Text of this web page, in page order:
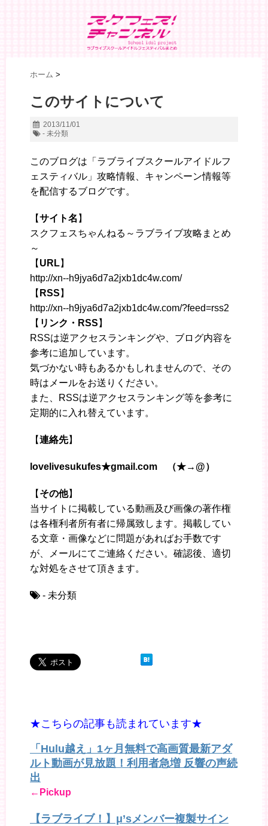
ホーム >
このサイトについて
2013/11/01
- 未分類
このブログは「ラブライブスクールアイドルフ
ェスティバル」攻略情報、キャンペーン情報等
を配信するブログです。
【サイト名 】
スクフェスちゃんねる～ラブライブ攻略まとめ
～
【 URL】
http://xn--h9jya6d7a2jxb1dc4w.com/
【 RSS 】
http://xn--h9jya6d7a2jxb1dc4w.com/?feed=rss2
【 リンク・RSS 】
RSSは逆アクセスランキングや、ブログ内容を
参考に追加しています。
気づかない時もあるかもしれませんので、その
時はメールをお送りください。
また、RSSは逆アクセスランキング等を参考に
定期的に入れ替えています。
【連絡先】
lovelivesukufes★gmail.com （★→@）
【 その他】
当サイトに掲載している動画及び画像の著作権
は各権利者所有者に帰属致します。掲載してい
る文章・画像などに問題があればお手数です
が、メールにてご連絡ください。確認後、適切
な対処をさせて頂きます。
- 未分類
★こちらの記事も読まれています★
「Hulu越え」1ヶ月無料で高画質最新アダ
ルト動画が見放題！利用者急増 反響の声続
出
←Pickup
【ラブライブ！】μ’sメンバー複製サイン